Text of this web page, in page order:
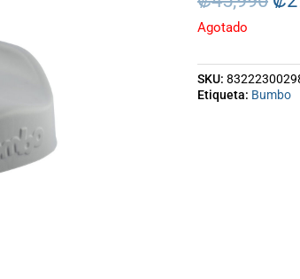
Agotado
SKU:
Etiqueta: Bumbo